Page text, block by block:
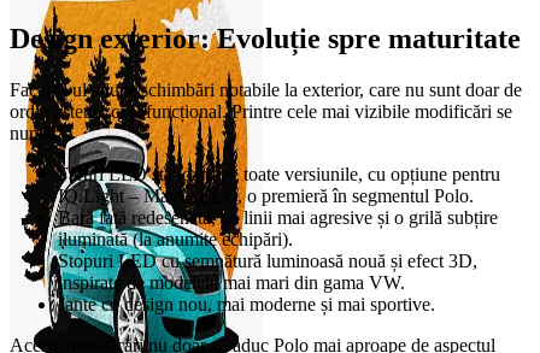
Design exterior: Evoluție spre maturitate
Facelift-ul aduce schimbări notabile la exterior, care nu sunt doar de
ordin estetic, ci și funcțional. Printre cele mai vizibile modificări se
numără:
Faruri LED standard pe toate versiunile, cu opțiune pentru
IQ.Light – Matrix LED, o premieră în segmentul Polo.
Bară față redesenată, cu linii mai agresive și o grilă subțire
iluminată (la anumite echipări).
Stopuri LED cu semnătură luminoasă nouă și efect 3D,
inspirate de modelele mai mari din gama VW.
Jante cu design nou, mai moderne și mai sportive.
Aceste modificări nu doar că aduc Polo mai aproape de aspectul